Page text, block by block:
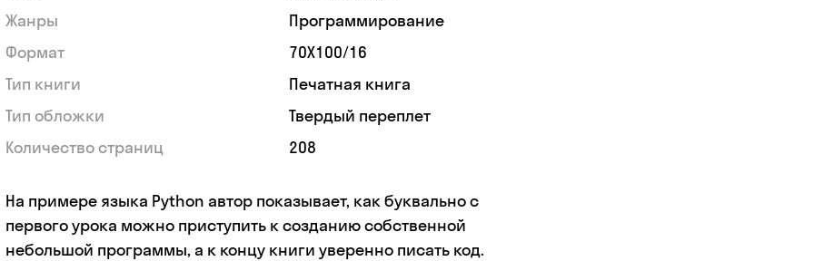
Жанры
Программирование
Формат
70Х100/16
Тип книги
Печатная книга
Тип обложки
Твердый переплет
Количество страниц
208
На примере языка Python автор показывает, как буквально с
первого урока можно приступить к созданию собственной
небольшой программы, а к концу книги уверенно писать код.